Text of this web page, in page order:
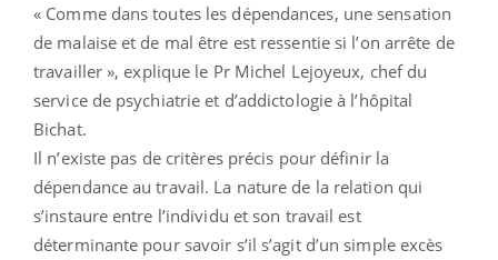
« Comme dans toutes les dépendances, une sensation
de malaise et de mal être est ressentie si l’on arrête de
travailler », explique le Pr Michel Lejoyeux, chef du
service de psychiatrie et d’addictologie à l’hôpital
Bichat.
Il n’existe pas de critères précis pour définir la
dépendance au travail. La nature de la relation qui
s’instaure entre l’individu et son travail est
déterminante pour savoir s’il s’agit d’un simple excès